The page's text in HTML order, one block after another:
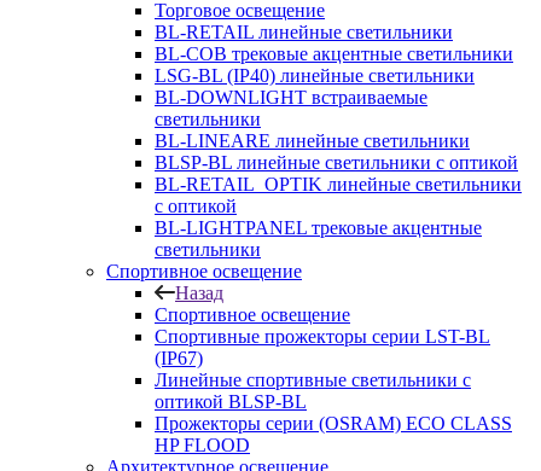
Торговое освещение
BL-RETAIL линейные светильники
BL-COB трековые акцентные светильники
LSG-BL (IP40) линейные светильники
BL-DOWNLIGHT встраиваемые
светильники
BL-LINEARE линейные светильники
BLSP-BL линейные светильники с оптикой
BL-RETAIL_OPTIK линейные светильники
с оптикой
BL-LIGHTPANEL трековые акцентные
светильники
Спортивное освещение
Назад
Спортивное освещение
Спортивные прожекторы серии LST-BL
(IP67)
Линейные спортивные светильники с
оптикой BLSP-BL
Прожекторы серии (OSRAM) ECO CLASS
HP FLOOD
Архитектурное освещение